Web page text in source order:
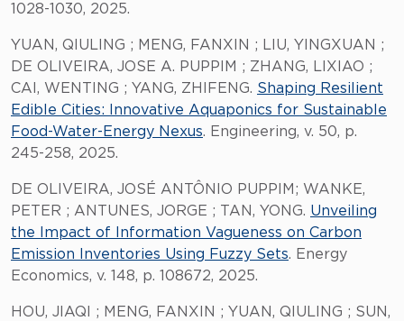
1028-1030, 2025.
YUAN, QIULING ; MENG, FANXIN ; LIU, YINGXUAN ;
DE OLIVEIRA, JOSE A. PUPPIM ; ZHANG, LIXIAO ;
CAI, WENTING ; YANG, ZHIFENG. Shaping Resilient
Edible Cities: Innovative Aquaponics for Sustainable
Food-Water-Energy Nexus. Engineering, v. 50, p.
245-258, 2025.
DE OLIVEIRA, JOSÉ ANTÔNIO PUPPIM; WANKE,
PETER ; ANTUNES, JORGE ; TAN, YONG. Unveiling
the Impact of Information Vagueness on Carbon
Emission Inventories Using Fuzzy Sets. Energy
Economics, v. 148, p. 108672, 2025.
HOU, JIAQI ; MENG, FANXIN ; YUAN, QIULING ; SUN,